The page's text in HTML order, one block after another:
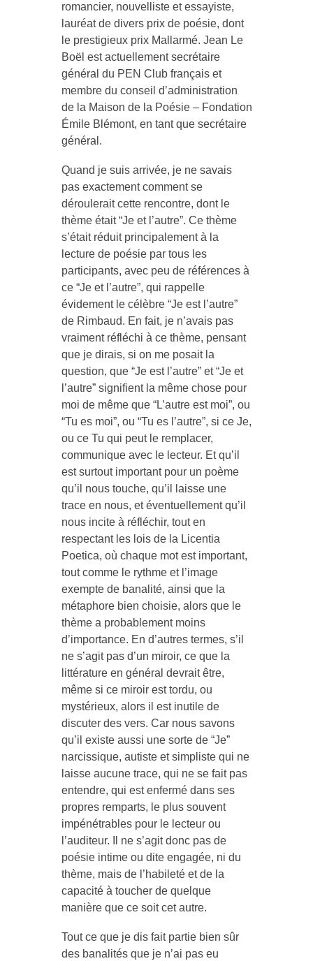
romancier, nouvelliste et essayiste,
lauréat de divers prix de poésie, dont
le prestigieux prix Mallarmé. Jean Le
Boël est actuellement secrétaire
général du PEN Club français et
membre du conseil d’administration
de la Maison de la Poésie – Fondation
Émile Blémont, en tant que secrétaire
général.
Quand je suis arrivée, je ne savais
pas exactement comment se
déroulerait cette rencontre, dont le
thème était “Je et l’autre”. Ce thème
s’était réduit principalement à la
lecture de poésie par tous les
participants, avec peu de références à
ce “Je et l’autre”, qui rappelle
évidement le célèbre “Je est l’autre”
de Rimbaud. En fait, je n’avais pas
vraiment réfléchi à ce thème, pensant
que je dirais, si on me posait la
question, que “Je est l’autre” et “Je et
l’autre” signifient la même chose pour
moi de même que “L’autre est moi”, ou
“Tu es moi”, ou “Tu es l’autre”, si ce Je,
ou ce Tu qui peut le remplacer,
communique avec le lecteur. Et qu’il
est surtout important pour un poème
qu’il nous touche, qu’il laisse une
trace en nous, et éventuellement qu’il
nous incite à réfléchir, tout en
respectant les lois de la Licentia
Poetica, où chaque mot est important,
tout comme le rythme et l’image
exempte de banalité, ainsi que la
métaphore bien choisie, alors que le
thème a probablement moins
d’importance. En d’autres termes, s’il
ne s’agit pas d’un miroir, ce que la
littérature en général devrait être,
même si ce miroir est tordu, ou
mystérieux, alors il est inutile de
discuter des vers. Car nous savons
qu’il existe aussi une sorte de “Je”
narcissique, autiste et simpliste qui ne
laisse aucune trace, qui ne se fait pas
entendre, qui est enfermé dans ses
propres remparts, le plus souvent
impénétrables pour le lecteur ou
l’auditeur. Il ne s’agit donc pas de
poésie intime ou dite engagée, ni du
thème, mais de l’habileté et de la
capacité à toucher de quelque
manière que ce soit cet autre.
Tout ce que je dis fait partie bien sûr
des banalités que je n’ai pas eu